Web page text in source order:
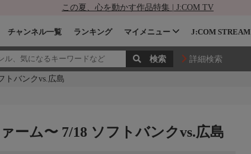
この夏、心を動かす作品特集 | J:COM TV
チャンネル一覧 ランキング マイメニュー J:COM STREAM
詳細検索
トバンクvs.広島
ーム〜 7/18 ソフトバンクvs.広島